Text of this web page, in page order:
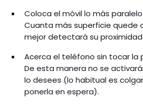
Coloca el móvil lo más
Cuanta más superficie quede
mejor detectará su proximidad.
Acerca el teléfono sin tocar la
De esta manera no se
lo desees (lo habitual es
ponerla en espera).